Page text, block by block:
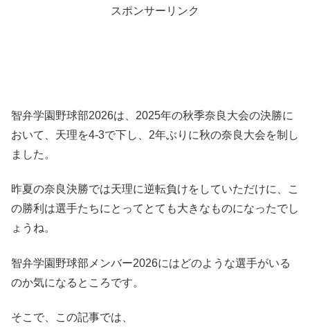
スポンサーリンク
智弁学園野球部2026は、2025年の秋季奈良大会の決勝に
おいて、天理を4-3で下し、2年ぶりに秋の奈良大会を制し
ました。
昨夏の奈良決勝では天理に逆転負けをしていただけに、こ
の勝利は選手たちにとってとても大きなものになったでし
ょうね。
智弁学園野球部メンバー2026にはどのような選手がいる
のか気になるところです。
そこで、この記事では、